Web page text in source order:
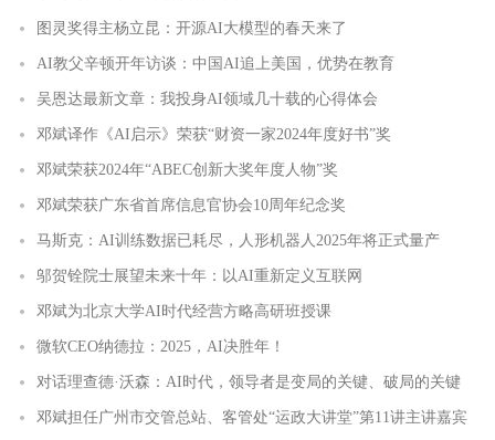
图灵奖得主杨立昆：开源AI大模型的春天来了
AI教父辛顿开年访谈：中国AI追上美国，优势在教育
吴恩达最新文章：我投身AI领域几十载的心得体会
邓斌译作《AI启示》荣获“财资一家2024年度好书”奖
邓斌荣获2024年“ABEC创新大奖年度人物”奖
邓斌荣获广东省首席信息官协会10周年纪念奖
马斯克：AI训练数据已耗尽，人形机器人2025年将正式量产
邬贺铨院士展望未来十年：以AI重新定义互联网
邓斌为北京大学AI时代经营方略高研班授课
微软CEO纳德拉：2025，AI决胜年！
对话理查德·沃森：AI时代，领导者是变局的关键、破局的关键
邓斌担任广州市交管总站、客管处“运政大讲堂”第11讲主讲嘉宾